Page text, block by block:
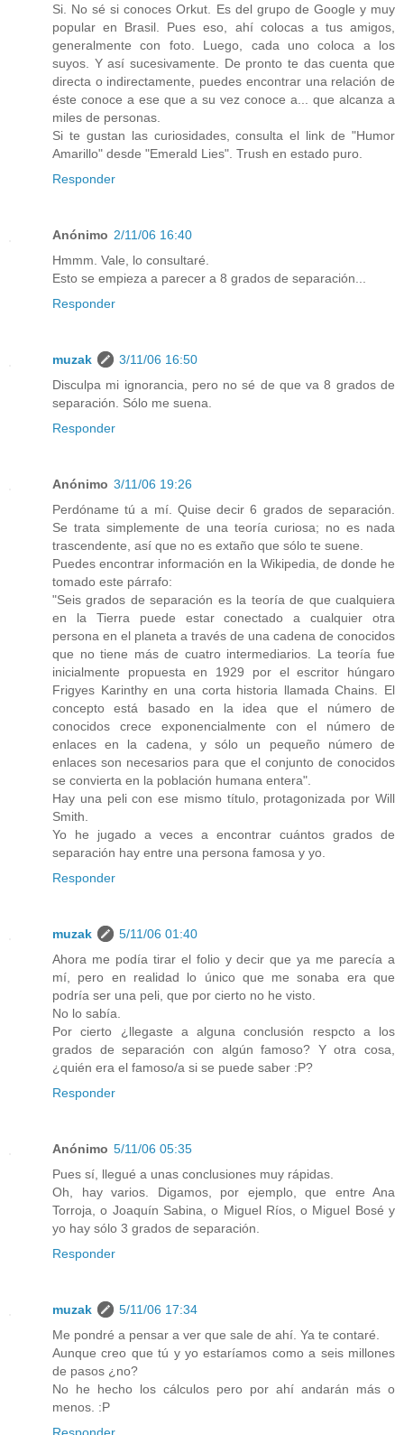
Si. No sé si conoces Orkut. Es del grupo de Google y muy
popular en Brasil. Pues eso, ahí colocas a tus amigos,
generalmente con foto. Luego, cada uno coloca a los
suyos. Y así sucesivamente. De pronto te das cuenta que
directa o indirectamente, puedes encontrar una relación de
éste conoce a ese que a su vez conoce a... que alcanza a
miles de personas.
Si te gustan las curiosidades, consulta el link de "Humor
Amarillo" desde "Emerald Lies". Trush en estado puro.
Responder
Anónimo 2/11/06 16:40
Hmmm. Vale, lo consultaré.
Esto se empieza a parecer a 8 grados de separación...
Responder
muzak
3/11/06 16:50
Disculpa mi ignorancia, pero no sé de que va 8 grados de
separación. Sólo me suena.
Responder
Anónimo 3/11/06 19:26
Perdóname tú a mí. Quise decir 6 grados de separación.
Se trata simplemente de una teoría curiosa; no es nada
trascendente, así que no es extaño que sólo te suene.
Puedes encontrar información en la Wikipedia, de donde he
tomado este párrafo:
"Seis grados de separación es la teoría de que cualquiera
en la Tierra puede estar conectado a cualquier otra
persona en el planeta a través de una cadena de conocidos
que no tiene más de cuatro intermediarios. La teoría fue
inicialmente propuesta en 1929 por el escritor húngaro
Frigyes Karinthy en una corta historia llamada Chains. El
concepto está basado en la idea que el número de
conocidos crece exponencialmente con el número de
enlaces en la cadena, y sólo un pequeño número de
enlaces son necesarios para que el conjunto de conocidos
se convierta en la población humana entera".
Hay una peli con ese mismo título, protagonizada por Will
Smith.
Yo he jugado a veces a encontrar cuántos grados de
separación hay entre una persona famosa y yo.
Responder
muzak
5/11/06 01:40
Ahora me podía tirar el folio y decir que ya me parecía a
mí, pero en realidad lo único que me sonaba era que
podría ser una peli, que por cierto no he visto.
No lo sabía.
Por cierto ¿llegaste a alguna conclusión respcto a los
grados de separación con algún famoso? Y otra cosa,
¿quién era el famoso/a si se puede saber :P?
Responder
Anónimo 5/11/06 05:35
Pues sí, llegué a unas conclusiones muy rápidas.
Oh, hay varios. Digamos, por ejemplo, que entre Ana
Torroja, o Joaquín Sabina, o Miguel Ríos, o Miguel Bosé y
yo hay sólo 3 grados de separación.
Responder
muzak
5/11/06 17:34
Me pondré a pensar a ver que sale de ahí. Ya te contaré.
Aunque creo que tú y yo estaríamos como a seis millones
de pasos ¿no?
No he hecho los cálculos pero por ahí andarán más o
menos. :P
Responder